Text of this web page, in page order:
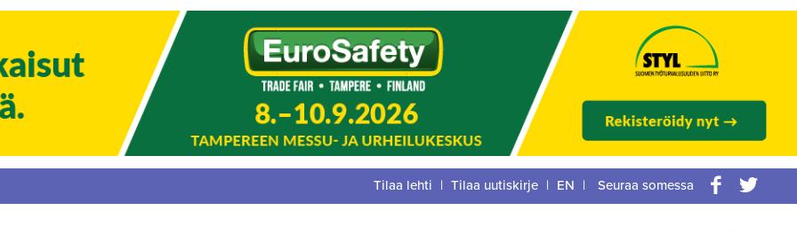
Tilaa lehti | Tilaa uutiskirje | EN |
Seuraa somessa
:Facebook
Twitter